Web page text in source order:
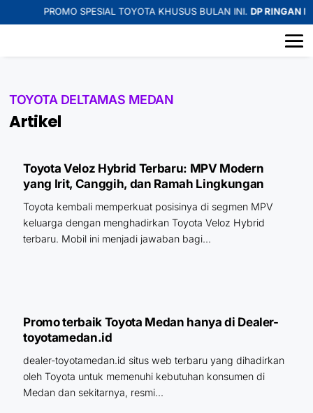
PROMO SPESIAL TOYOTA KHUSUS BULAN INI.DP RINGAN
TOYOTA DELTAMAS MEDAN
Artikel
Toyota Veloz Hybrid Terbaru: MPV Modern
yang Irit, Canggih, dan Ramah Lingkungan
Toyota kembali memperkuat posisinya di segmen MPV
keluarga dengan menghadirkan Toyota Veloz Hybrid
terbaru. Mobil ini menjadi jawaban bagi...
Promo terbaik Toyota Medan hanya di Dealer-
toyotamedan.id
dealer-toyotamedan.id situs web terbaru yang dihadirkan
oleh Toyota untuk memenuhi kebutuhan konsumen di
Medan dan sekitarnya, resmi...